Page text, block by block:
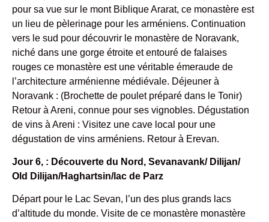
pour sa vue sur le mont Biblique Ararat, ce monastère est
un lieu de pèlerinage pour les arméniens. Continuation
vers le sud pour découvrir le monastère de Noravank,
niché dans une gorge étroite et entouré de falaises
rouges ce monastère est une véritable émeraude de
l’architecture arménienne médiévale. Déjeuner à
Noravank : (Brochette de poulet préparé dans le Tonir)
Retour à Areni, connue pour ses vignobles. Dégustation
de vins à Areni : Visitez une cave local pour une
dégustation de vins arméniens. Retour à Erevan.
Jour 6, : Découverte du Nord, Sevanavank/ Dilijan/
Old Dilijan/Haghartsin/lac de Parz
Départ pour le Lac Sevan, l’un des plus grands lacs
d’altitude du monde. Visite de ce monastère monastère